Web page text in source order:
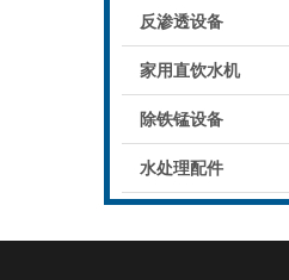
反渗透设备
家用直饮水机
除铁锰设备
水处理配件